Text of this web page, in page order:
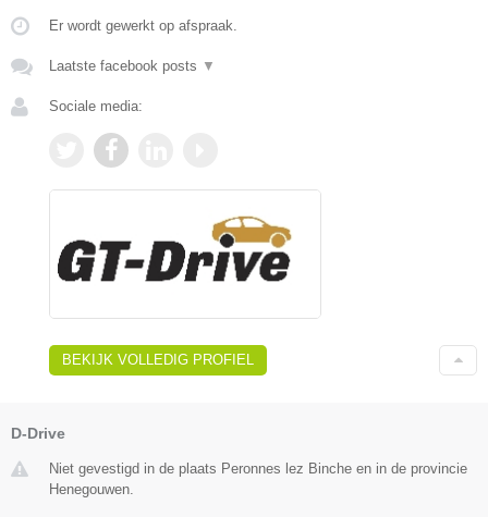
Er wordt gewerkt op afspraak.
Laatste facebook posts ▼
Sociale media:
BEKIJK VOLLEDIG PROFIEL
D-Drive
Niet gevestigd in de plaats Peronnes lez Binche en in de provincie
Henegouwen.